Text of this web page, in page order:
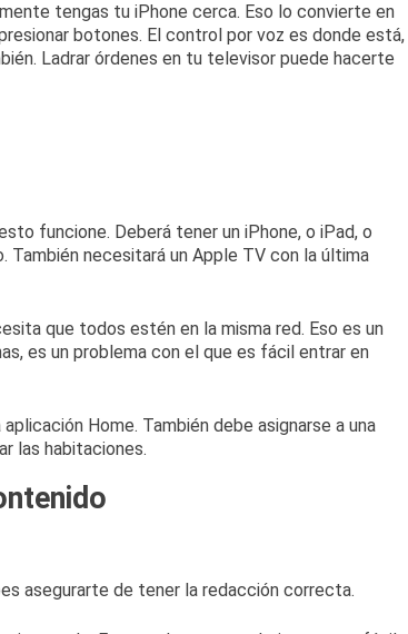
tengas tu iPhone cerca. Eso lo convierte en
botones. El control por voz es donde está,
Ladrar órdenes en tu televisor puede hacerte
funcione. Deberá tener un iPhone, o iPad, o
. También necesitará un Apple TV con la última
que todos estén en la misma red. Eso es un
es un problema con el que es fácil entrar en
Home. También debe asignarse a una
las habitaciones.
asegurarte de tener la redacción correcta.